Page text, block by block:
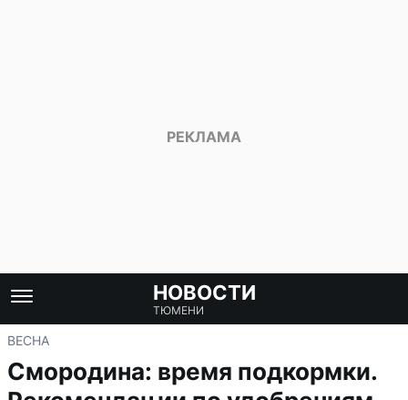
НОВОСТИ
ТЮМЕНИ
ВЕСНА
Смородина: время подкормки.